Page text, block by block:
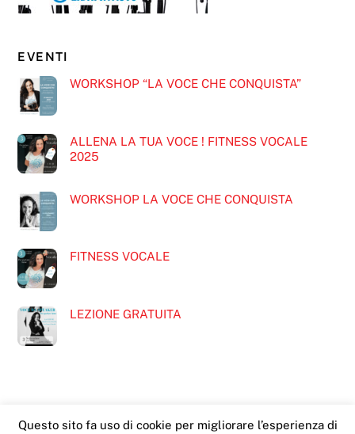
EVENTI
WORKSHOP “LA VOCE CHE CONQUISTA”
ALLENA LA TUA VOCE ! FITNESS VOCALE
2025
WORKSHOP LA VOCE CHE CONQUISTA
FITNESS VOCALE
LEZIONE GRATUITA
Questo sito fa uso di cookie per migliorare l’esperienza di